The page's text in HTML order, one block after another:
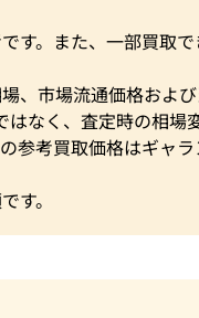
す。また、一部買取
、市場流通価格およ
なく、査定時の相場
参考買取価格はギャ
す。